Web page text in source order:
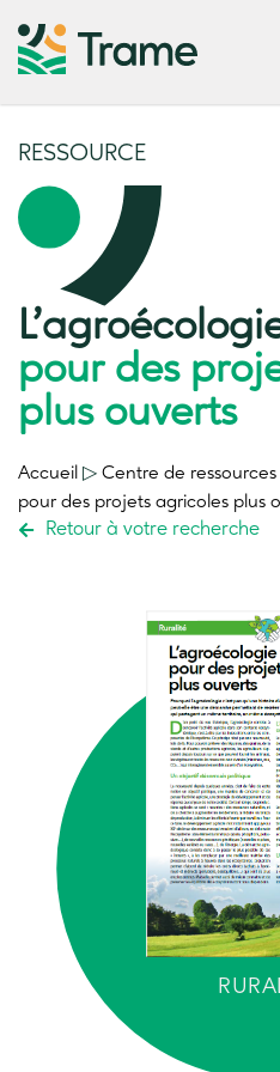
RESSOURCE
pour des
plus ouverts
Accueil ▷ Centre de ressources
pour des projets agricoles plus
Retour à votre recherche